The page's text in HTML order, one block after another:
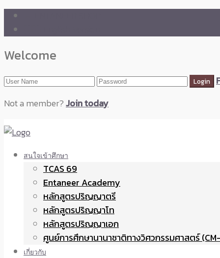
Welcome
Not a member?Join today
สนใจเข้าศึกษา
TCAS 69
Entaneer Academy
หลักสูตรปริญญาตรี
หลักสูตรปริญญาโท
หลักสูตรปริญญาเอก
ศูนย์การศึกษานานาชาติทางวิศวกรรมศาสตร์
เกี่ยวกับ